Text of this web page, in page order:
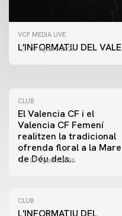
VCF MEDIA LIVE
L'INFORMATIU DEL
07 agosto 2026
PRIMER EQUIP
ENTRENAMENT DEL
CLUB
El Valencia CF i el
Valencia CF Femení
realitzen la tradicional
ofrenda floral a la Mare
de Déu dels
07 agosto 2026
CLUB